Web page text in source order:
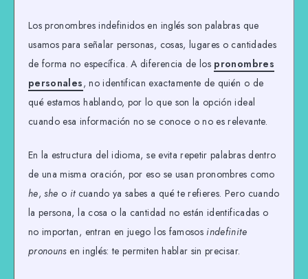
Los pronombres indefinidos en inglés son palabras que
usamos para señalar personas, cosas, lugares o cantidades
de forma no específica. A diferencia de los pronombres
personales, no identifican exactamente de quién o de
qué estamos hablando, por lo que son la opción ideal
cuando esa información no se conoce o no es relevante.
En la estructura del idioma, se evita repetir palabras dentro
de una misma oración, por eso se usan pronombres como
he,she o itcuando ya sabes a qué te refieres. Pero cuando
la persona, la cosa o la cantidad no están identificadas o
no importan, entran en juego los famosos indefinite
pronounsen inglés: te permiten hablar sin precisar.